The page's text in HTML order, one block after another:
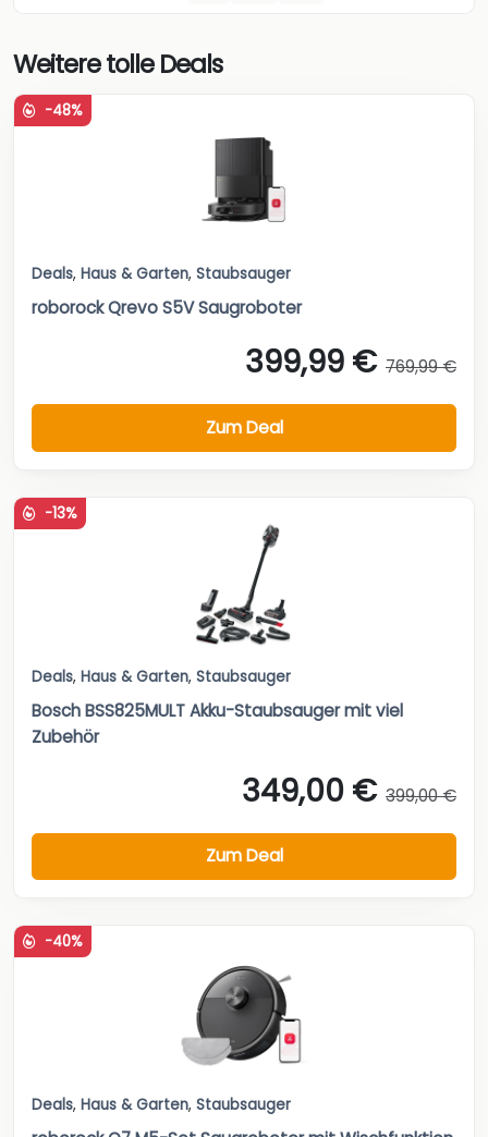
Weitere tolle Deals
-48%
Deals, Haus & Garten, Staubsauger
roborock Qrevo S5V Saugroboter
399,99 € 769,99 €
Zum Deal
-13%
Deals, Haus & Garten, Staubsauger
Bosch BSS825MULT Akku-Staubsauger mit viel
Zubehör
349,00 € 399,00 €
Zum Deal
-40%
Deals, Haus & Garten, Staubsauger